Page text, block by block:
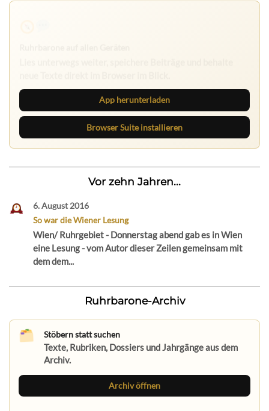
App herunterladen
Browser Suite installieren
Vor zehn Jahren...
6. August 2016
So war die Wiener Lesung
Wien/ Ruhrgebiet - Donnerstag abend gab es in Wien
eine Lesung - vom Autor dieser Zeilen gemeinsam mit
dem dem...
Ruhrbarone-Archiv
Stöbern statt suchen
Texte, Rubriken, Dossiers und Jahrgänge aus dem
Archiv.
Archiv öffnen